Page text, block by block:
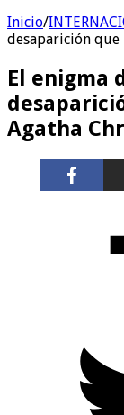
Inicio/
desaparición que
El enigma
Agatha